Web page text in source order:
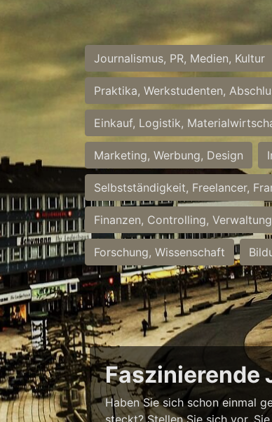
Journalismus, PR, Medien, Kultur
Praktika, Werkstudenten,
Einkauf, Logistik,
Marketing, Werbung, Design
Selbstständigkeit, Freelancer,
Finanzen, Controlling, Verwaltung
Forschung, Wissenschaft
Faszinierende
Haben Sie sich schon einmal